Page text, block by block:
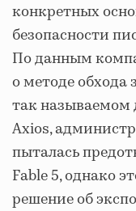
конкретных
безопасности
По данным
о методе обхода
так называемом
Axios,
пыталась
Fable 5, однако
решение об